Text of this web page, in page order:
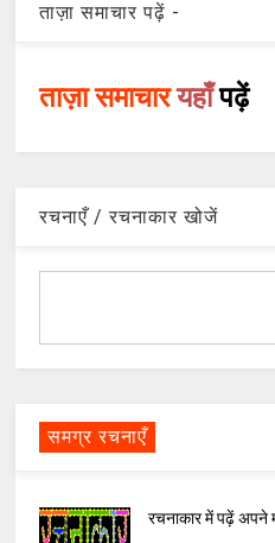
ताज़ा समाचार पढ़ें -
ताज़ा समाचारयहाँपढ़ें
रचनाएँ / रचनाकार खोजें
समग्र रचनाएँ
रचनाकार में पढ़ें अपने